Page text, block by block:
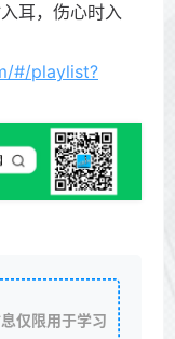
耳，伤心时入
#/playlist?
仅限用于学习